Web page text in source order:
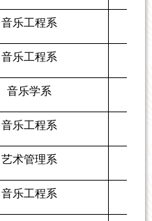
音乐工程系
音乐工程系
音乐学系
音乐工程系
艺术管理系
音乐工程系